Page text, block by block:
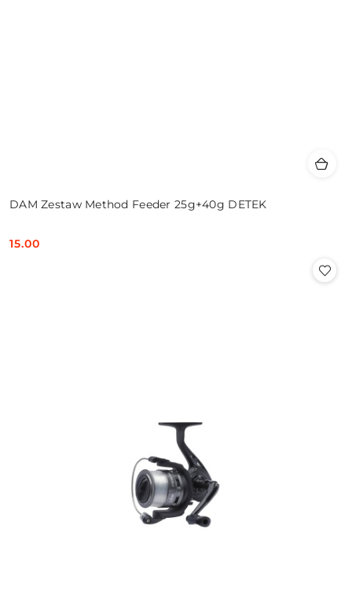
DAM Zestaw Method Feeder 25g+40g DETEK
Cena:
15.00